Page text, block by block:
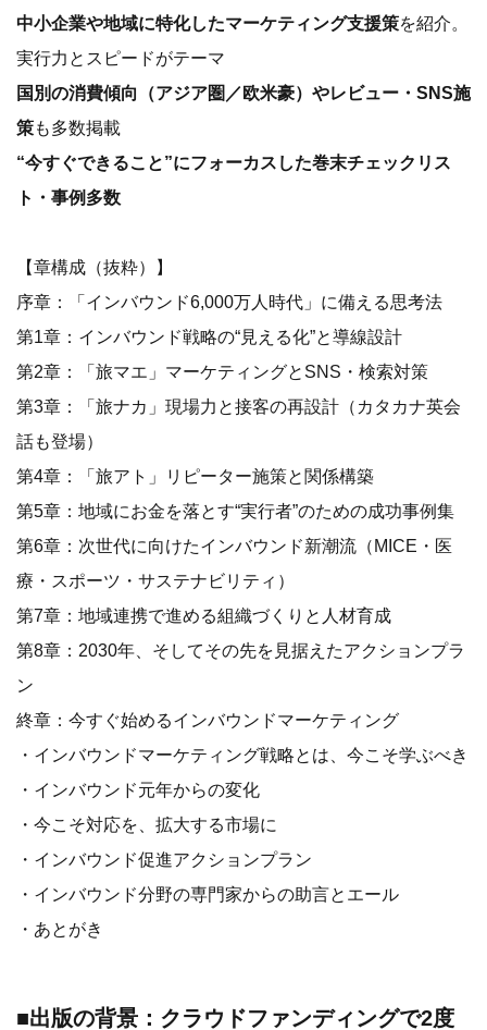
中小企業や地域に特化したマーケティング支援策を紹介。
実行力とスピードがテーマ
国別の消費傾向（アジア圏／欧米豪）やレビュー・SNS施
策も多数掲載
“今すぐできること”にフォーカスした巻末チェックリス
ト・事例多数
【章構成（抜粋）】
序章：「インバウンド6,000万人時代」に備える思考法
第1章：インバウンド戦略の“見える化”と導線設計
第2章：「旅マエ」マーケティングとSNS・検索対策
第3章：「旅ナカ」現場力と接客の再設計（カタカナ英会
話も登場）
第4章：「旅アト」リピーター施策と関係構築
第5章：地域にお金を落とす“実行者”のための成功事例集
第6章：次世代に向けたインバウンド新潮流（MICE・医
療・スポーツ・サステナビリティ）
第7章：地域連携で進める組織づくりと人材育成
第8章：2030年、そしてその先を見据えたアクションプラ
ン
終章：今すぐ始めるインバウンドマーケティング
・インバウンドマーケティング戦略とは、今こそ学ぶべき
・インバウンド元年からの変化
・今こそ対応を、拡大する市場に
・インバウンド促進アクションプラン
・インバウンド分野の専門家からの助言とエール
・あとがき
■出版の背景：クラウドファンディングで2度